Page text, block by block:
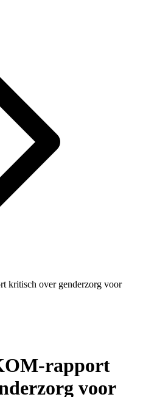
kritisch over genderzorg voor
rapport
voor